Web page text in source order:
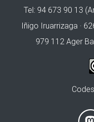
Tel: 94 673 90 13
Iñigo Iruarrizaga ·
979 112 Ager